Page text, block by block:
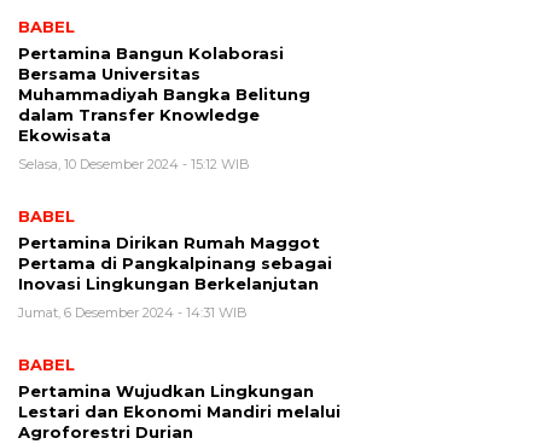
BABEL
Pertamina Bangun Kolaborasi
Bersama Universitas
Muhammadiyah Bangka Belitung
dalam Transfer Knowledge
Ekowisata
Selasa, 10 Desember 2024 - 15:12 WIB
BABEL
Pertamina Dirikan Rumah Maggot
Pertama di Pangkalpinang sebagai
Inovasi Lingkungan Berkelanjutan
Jumat, 6 Desember 2024 - 14:31 WIB
BABEL
Pertamina Wujudkan Lingkungan
Lestari dan Ekonomi Mandiri melalui
Agroforestri Durian